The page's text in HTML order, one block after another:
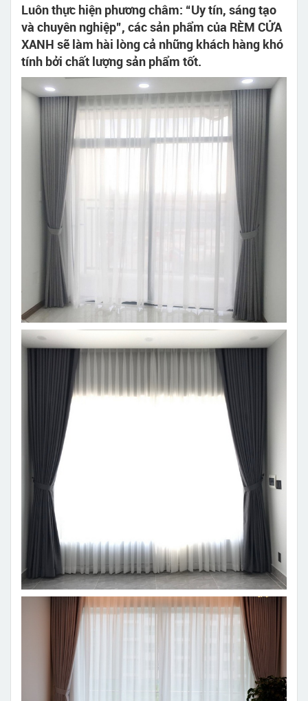
Luôn thực hiện phương châm: “Uy tín, sáng tạo
và chuyên nghiệp”, các sản phẩm của RÈM CỬA
XANH sẽ làm hài lòng cả những khách hàng khó
tính bởi chất lượng sản phẩm tốt.